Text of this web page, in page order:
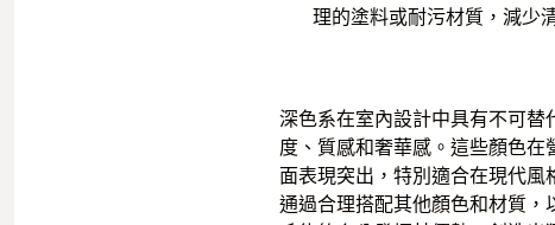
理的塗料或耐污材質，減少
深色系在室內設計中具有不可
度、質感和奢華感。這些顏色
面表現突出，特別適合在現代風
通過合理搭配其他顏色和材質